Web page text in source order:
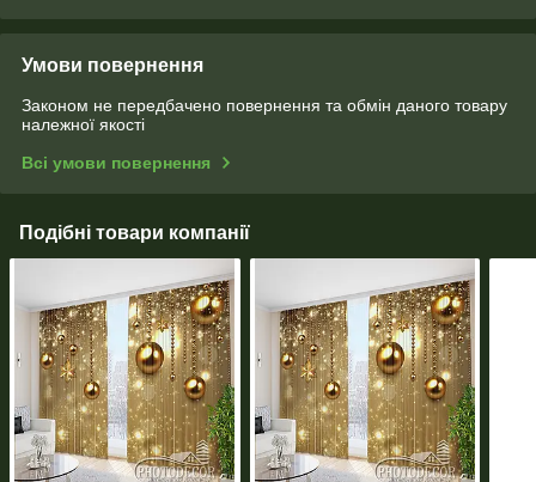
Умови повернення
Законом не передбачено повернення та обмін даного товару
належної якості
Всі умови повернення
Подібні товари компанії